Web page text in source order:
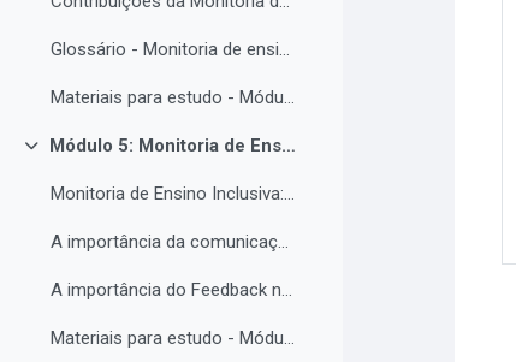
Glossário - Monitoria de ensino e educação inclusiva.
Materiais para estudo - Módulo 4.
Contrair
Módulo 5: Monitoria de Ensino Inclusiva, comunicação e feedback.
Monitoria de Ensino Inclusiva: comunicação e feedback.
A importância da comunicação entre o(a) monitor(a) e o estudantes PNE.
A importância do Feedback na monitoria de ensino inclusiva.
Materiais para estudo - Módulo 5.